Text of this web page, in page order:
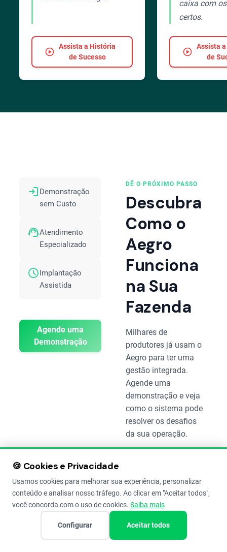
play_circle Assista a História
de Sucesso
caixa com
certos.
play_circle Assista
de
DÊ O PRÓXIMO PASSO
Descubra
Como o
Aegro
Funciona
na Sua
Fazenda
Milhares de
produtores já usam o
Aegro para ter uma
gestão integrada.
Agende uma
demonstração e veja
como o sistema pode
resolver os desafios
da sua operação.
login Demonstração
sem Custo
support_agentAtendimento
Especializado
scheduleImplantação
Assistida
Agende uma
Demonstração
🍪 Cookies e Privacidade
Usamos cookies para melhorar sua experiência, personalizar
conteúdo e analisar nosso tráfego. Ao clicar em "Aceitar todos",
você concorda com o uso de cookies. Saiba mais
Configurar Aceitar todos